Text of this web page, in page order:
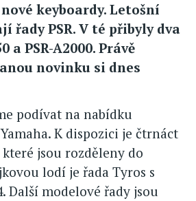
keyboardy. Letošní
řady PSR. V té přibyly dva
a PSR-A2000. Právě
novinku si dnes
podívat na nabídku
K dispozici je čtrnáct
jsou rozděleny do
lodí je řada Tyros s
Další modelové řady jsou